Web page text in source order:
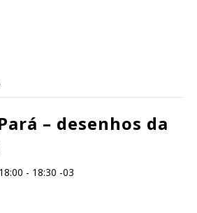
– desenhos da
- 18:30 -03